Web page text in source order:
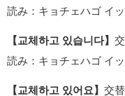
読み：キョチェハゴ イ
【교체하고 있습니다】
読み：キョチェハゴ イ
【교체하고 있어요】 交